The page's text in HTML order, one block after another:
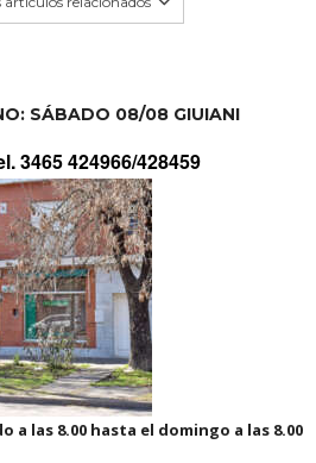
SÁBADO 08/08 GIUIANI
3465 424966/428459
a las 8.00 hasta el domingo a las 8.00